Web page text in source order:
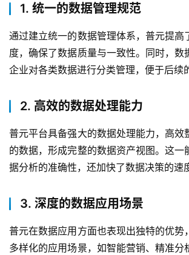
服
务
与
支
解
普
元
联
我
们
1. 统一的数据管理规范
通过建立统一的数据管理体系，普元提高
度，确保了数据质量与一致性。同时，数
企业对各类数据进行分类管理，便于后续
2. 高效的数据处理能力
普元平台具备强大的数据处理能力，高效
的数据，形成完整的数据资产视图。这一
据分析的准确性，还加快了数据决策的速
3. 深度的数据应用场景
普元在数据应用方面也表现出独特的优势
多样化的应用场景，如智能营销、精准分